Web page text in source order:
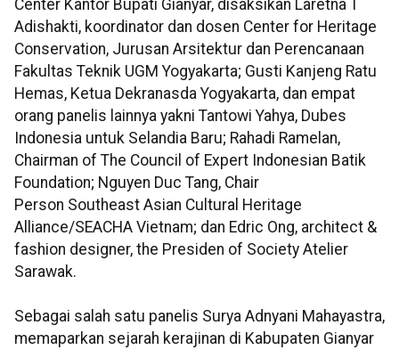
Center Kantor Bupati Gianyar, disaksikan Laretna T
Adishakti, koordinator dan dosen Center for Heritage
Conservation, Jurusan Arsitektur dan Perencanaan
Fakultas Teknik UGM Yogyakarta; Gusti Kanjeng Ratu
Hemas, Ketua Dekranasda Yogyakarta, dan empat
orang panelis lainnya yakni Tantowi Yahya, Dubes
Indonesia untuk Selandia Baru; Rahadi Ramelan,
Chairman of The Council of Expert Indonesian Batik
Foundation; Nguyen Duc Tang, Chair
Person Southeast Asian Cultural Heritage
Alliance/SEACHA Vietnam; dan Edric Ong, architect &
fashion designer, the Presiden of Society Atelier
Sarawak.
Sebagai salah satu panelis Surya Adnyani Mahayastra,
memaparkan sejarah kerajinan di Kabupaten Gianyar